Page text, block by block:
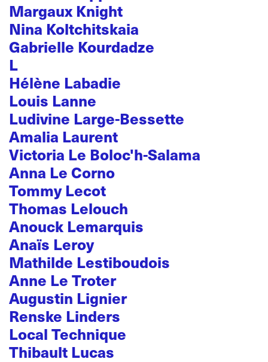
Margaux Knight
Nina Koltchitskaia
Gabrielle Kourdadze
L
Hélène Labadie
Louis Lanne
Ludivine Large-Bessette
Amalia Laurent
Victoria Le Boloc'h-Salama
Anna Le Corno
Tommy Lecot
Thomas Lelouch
Anouck Lemarquis
Anaïs Leroy
Mathilde Lestiboudois
Anne Le Troter
Augustin Lignier
Renske Linders
Local Technique
Thibault Lucas